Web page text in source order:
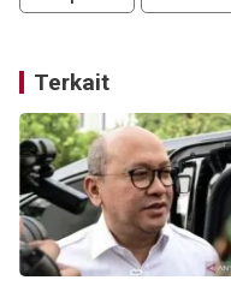
Terkait